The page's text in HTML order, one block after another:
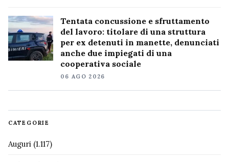
Tentata concussione e sfruttamento
del lavoro: titolare di una struttura
per ex detenuti in manette, denunciati
anche due impiegati di una
cooperativa sociale
06 AGO 2026
CATEGORIE
Auguri (1.117)